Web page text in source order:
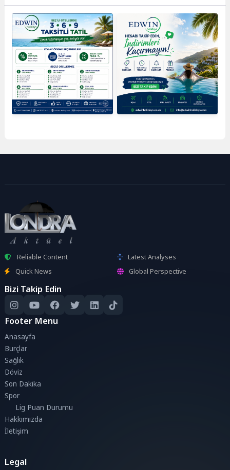
Reliable Content
Latest Analyses
Quick News
Global Perspective
Bizi Takip Edin
Footer Menu
Anasayfa
Burçlar
Sağlık
Döviz
Son Dakika
Spor
Lig Puan Durumu
Hakkımızda
İletişim
Legal